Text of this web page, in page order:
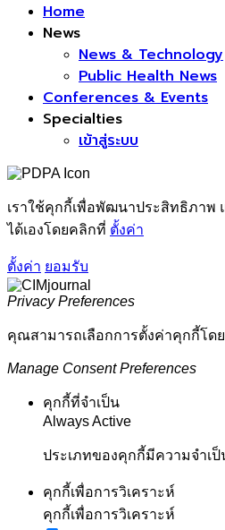
Home
News
News & Technology
Public Health News
Conferences & Events
Specialties
เข้าสู่ระบบ
เราใช้คุกกี้เพื่อพัฒนาประสิทธิภาพ
ได้เองโดยคลิกที่ ตั้งค่า
ตั้งค่า ยอมรับ
Privacy Preferences
คุณสามารถเลือกการตั้งค่าคุกกี้โด
Manage Consent Preferences
คุกกี้ที่จำเป็น
Always Active
ประเภทของคุกกี้มีความจำเ
คุกกี้เพื่อการวิเคราะห์
คุกกี้เพื่อการวิเคราะห์